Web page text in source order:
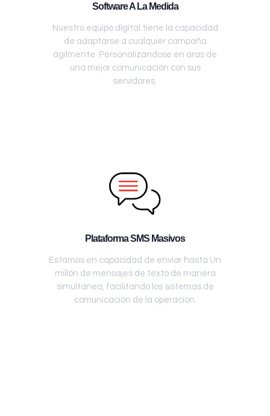
Software A La Medida
Nuestro equipo digital tiene la capacidad
de adaptarse a cualquier campaña
ágilmente. Personalizándose en aras de
una mejor comunicación con sus
servidores.
Plataforma SMS Masivos
Estamos en capacidad de enviar hasta Un
millón de mensajes de texto de manera
simultánea, facilitando los sistemas de
comunicación de la operación.